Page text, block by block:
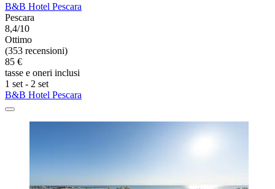
B&B Hotel Pescara
Pescara
8,4/10
Ottimo
(353 recensioni)
85 €
tasse e oneri inclusi
1 set - 2 set
B&B Hotel Pescara